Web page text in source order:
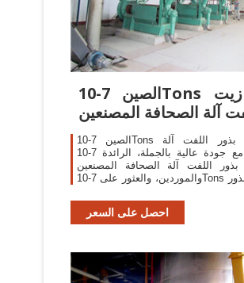
الصين 7-10Tons التلقائي زيت
آلة الصحافة المصنعين
الصين 7-10Tons التلقائي زيت بذور اللفت آلة
الصحافة مع جودة عالية بالجملة، الرائدة 7-10Tons
بذور اللفت آلة الصحافة المصنعين
والموردين، والعثور على 7-10Tons التلقائي زيت بذور
احصل على السعر